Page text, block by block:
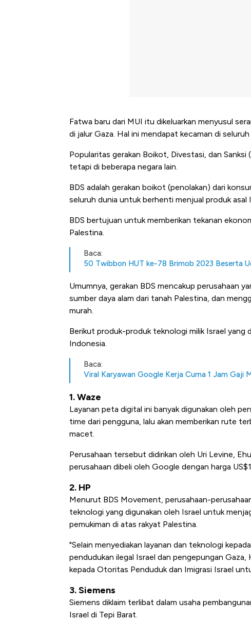
Fatwa baru dari MUI itu dikeluarkan menyusul
di jalur Gaza. Hal ini mendapat kecaman di seluruh
Popularitas gerakan Boikot, Divestasi, dan
tetapi di beberapa negara lain.
BDS adalah gerakan boikot (penolakan) dari
seluruh dunia untuk berhenti menjual produk asal
BDS bertujuan untuk memberikan tekanan
Palestina.
Baca:
50 Twibbon HUT ke-78 Brimob 2023 Beserta
Umumnya, gerakan BDS mencakup perusahaan
sumber daya alam dari tanah Palestina, dan
murah.
Berikut produk-produk teknologi milik Israel yang
Indonesia.
Baca:
Viral Karyawan Google Kerja Cuma 1 Jam Gaji
1. Waze
Layanan peta digital ini banyak digunakan oleh
time dari pengguna, lalu akan memberikan rute
macet.
Perusahaan tersebut didirikan oleh Uri Levine,
perusahaan dibeli oleh Google dengan harga
2. HP
Menurut BDS Movement, perusahaan-
teknologi yang digunakan oleh Israel untuk
pemukiman di atas rakyat Palestina.
"Selain menyediakan layanan dan teknologi
pendudukan ilegal Israel dan pengepungan
kepada Otoritas Penduduk dan Imigrasi Israel
3. Siemens
Siemens diklaim terlibat dalam usaha
Israel di Tepi Barat.
Baik